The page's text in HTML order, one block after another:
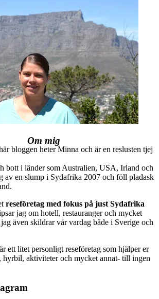
Om mig
bloggen heter Minna och är en reslusten tjej
bott i länder som Australien, USA, Irland och
av en slump i Sydafrika 2007 och föll pladask
reseföretag med fokus på just Sydafrika
jag om hotell, restauranger och mycket
även skildrar vår vardag både i Sverige och
är ett litet personligt reseföretag som hjälper er
hyrbil, aktiviteter och mycket annat- till ingen